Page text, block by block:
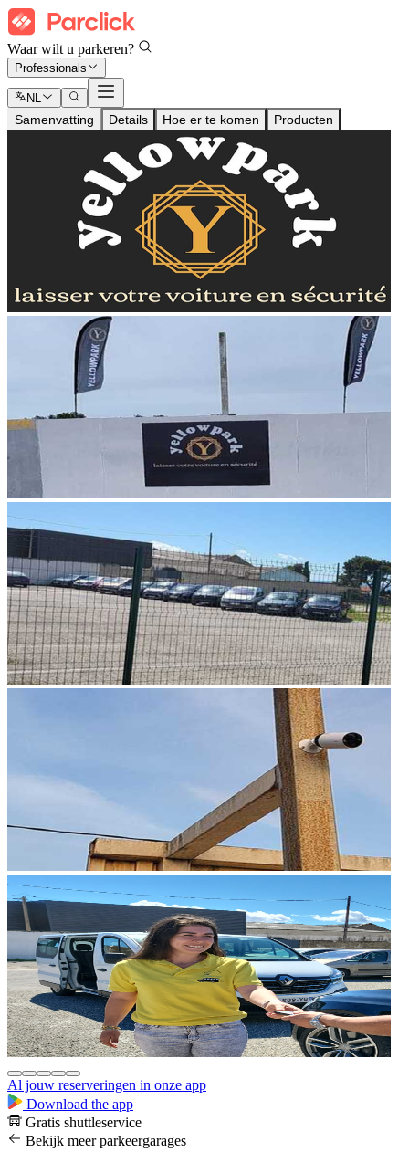
Waar wilt u parkeren?
Professionals
NL
Samenvatting Details Hoe er te komen Producten
Al jouw reserveringen in onze app
Download the app
Gratis shuttleservice
Bekijk meer parkeergarages